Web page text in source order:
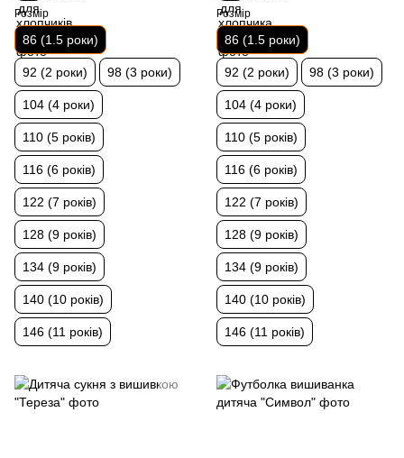
Розмір
86 (1.5 роки)
92 (2 роки) 98 (3 роки)
104 (4 роки)
110 (5 років)
116 (6 років)
122 (7 років)
128 (9 років)
134 (9 років)
140 (10 років)
146 (11 років)
Розмір
86 (1.5 роки)
92 (2 роки) 98 (3 роки)
104 (4 роки)
110 (5 років)
116 (6 років)
122 (7 років)
128 (9 років)
134 (9 років)
140 (10 років)
146 (11 років)